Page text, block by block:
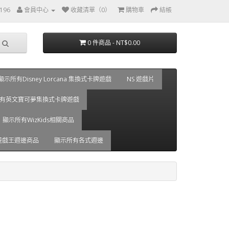
會員中心 收藏清單（0） 購物車 結帳
0 件商品 - NT$0.00
示所有Disney Lorcana 集換式卡牌遊戲 NS 遊戲片
英文寶可夢集換式卡牌遊戲
顯示所有WizKids相關商品
王週邊商品 顯示所有各式週邊